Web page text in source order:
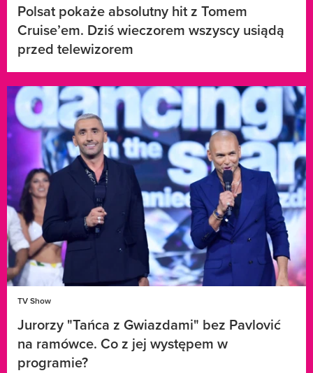
Polsat pokaże absolutny hit z Tomem
Cruise’em. Dziś wieczorem wszyscy usiądą
przed telewizorem
TV Show
Jurorzy "Tańca z Gwiazdami" bez Pavlović
na ramówce. Co z jej występem w
programie?